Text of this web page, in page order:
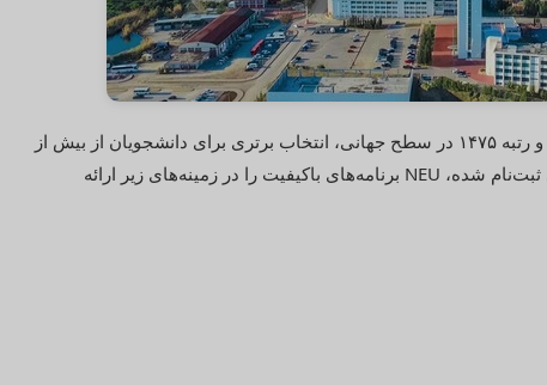
دانشگاه خاور نزدیک با رتبه ۲ در سطح محلی و رتبه ۱۴۷۵ در سطح جهانی، انتخاب برتری برای دانشجویان از بیش از
۱۰۰ کشور است. با بیش از ۲۶,۰۰۰ دانشجوی ثبت‌نام شده، NEU برنامه‌های باکیفیت را در زمینه‌های زیر ارائه